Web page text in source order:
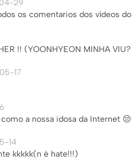
29
os comentarios dos vídeos
!! (YOONHYEON MINHA VIU?
17
a nossa idosa da Internet
14
kkkkk(n é hate!!!)